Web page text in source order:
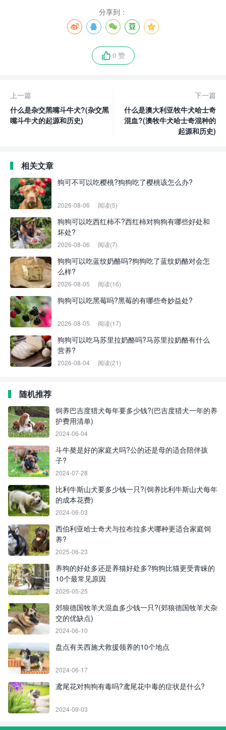
分享到：
0 赞
上一篇
什么是杂交黑嘴斗牛犬?(杂交黑
嘴斗牛犬的起源和历史)
下一篇
什么是澳大利亚牧牛犬哈士奇
混血?(澳牧牛犬哈士奇混种的
起源和历史)
相关文章
狗可不可以吃樱桃?狗狗吃了樱桃该怎么办?
2026-08-06 阅读(5)
狗狗可以吃西红柿不?西红柿对狗狗有哪些好处和
坏处?
2026-08-06 阅读(7)
狗狗可以吃蓝纹奶酪吗?狗狗吃了蓝纹奶酪对会怎
么样?
2026-08-05 阅读(16)
狗狗可以吃黑莓吗?黑莓的有哪些奇妙益处?
2026-08-05 阅读(17)
狗狗可以吃马苏里拉奶酪吗?马苏里拉奶酪有什么
营养?
2026-08-04 阅读(21)
随机推荐
饲养巴吉度猎犬每年要多少钱?(巴吉度猎犬一年的养
护费用清单)
2024-06-04
斗牛獒是好的家庭犬吗?公的还是母的适合陪伴孩
子?
2024-07-28
比利牛斯山犬要多少钱一只?(饲养比利牛斯山犬每年
的成本花费)
2024-06-03
西伯利亚哈士奇犬与拉布拉多犬哪种更适合家庭饲
养?
2025-06-23
养狗的好处多还是养猫好处多?狗狗比猫更受青睐的
10个最常见原因
2026-05-25
郊狼德国牧羊犬混血多少钱一只?(郊狼德国牧羊犬杂
交的优缺点)
2024-06-10
盘点有关西施犬救援领养的10个地点
2024-06-17
鸢尾花对狗狗有毒吗?鸢尾花中毒的症状是什么?
2024-09-03